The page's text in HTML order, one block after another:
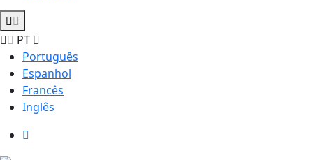
PT
Português
Espanhol
Francês
Inglês